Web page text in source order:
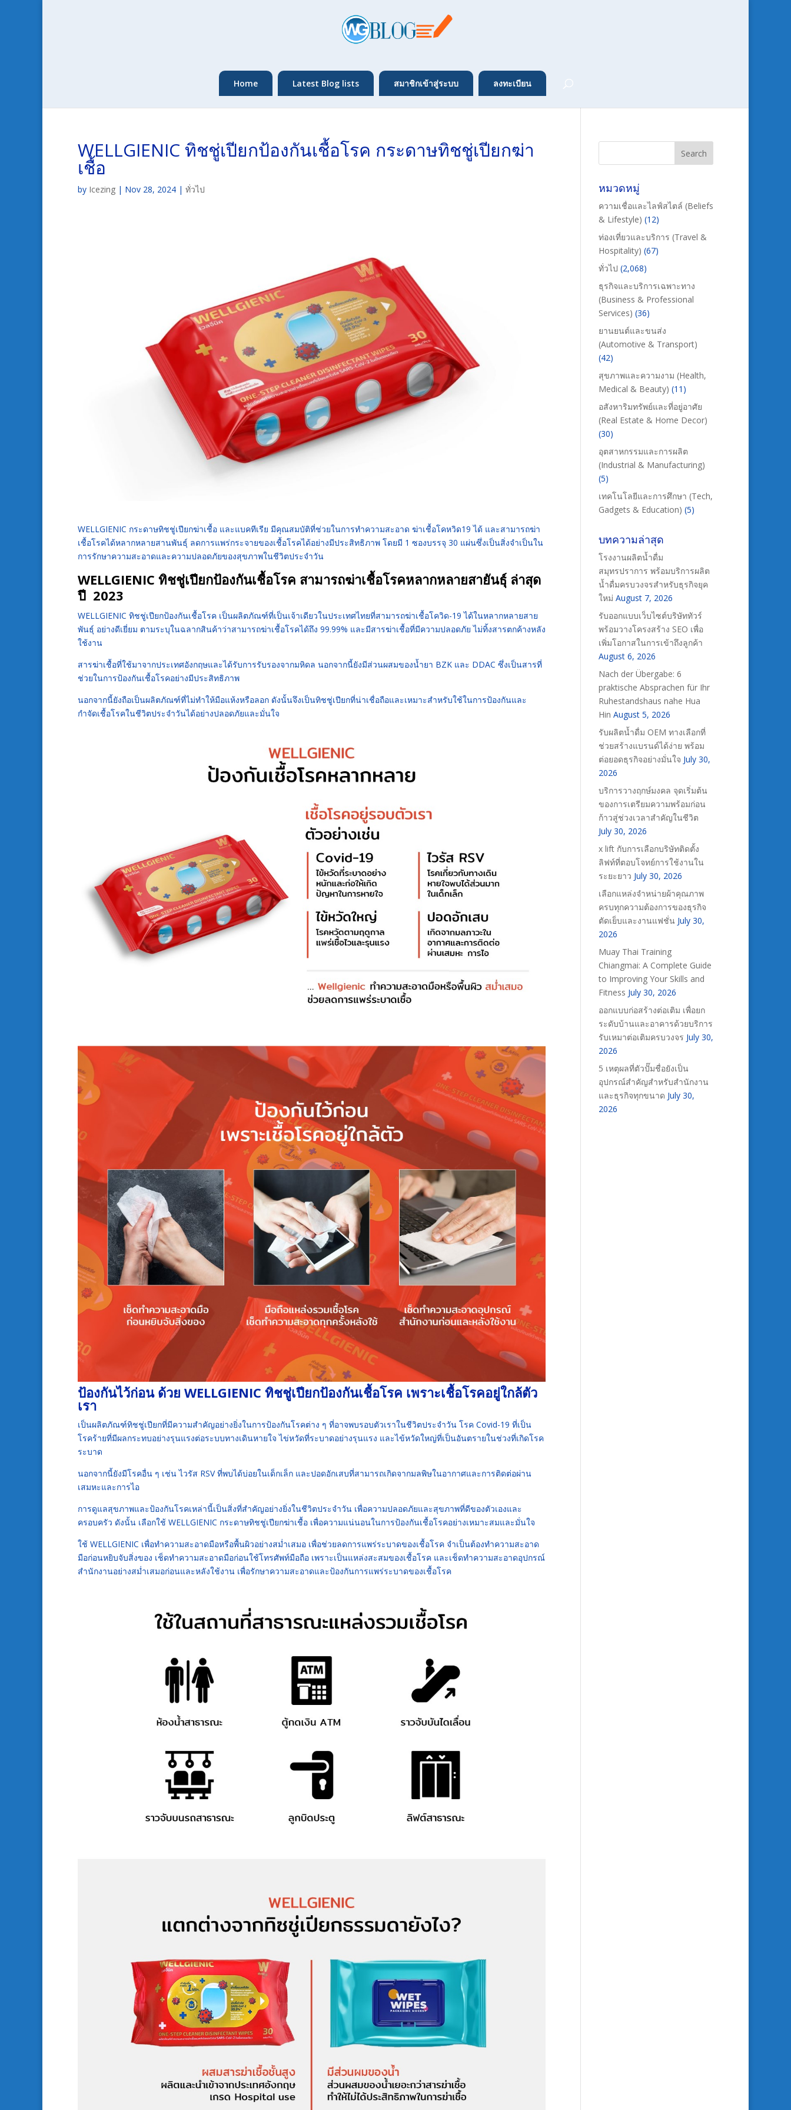
Home Latest Blog lists สมาชิกเข้าสู่ระบบ ลงทะเบียน
WELLGIENIC ทิชชู่เปียกป้องกันเชื้อโรค กระดาษทิชชู่เปียกฆ่า
เชื้อ
by Icezing | Nov 28, 2024 | ทั่วไป
WELLGIENIC กระดาษทิชชู่เปียกฆ่าเชื้อ และแบคทีเรีย มีคุณสมบัติที่ช่วยในการทำความสะอาด ฆ่าเชื้อโคหวิด19 ได้ และสามารถฆ่า
เชื้อโรคได้หลากหลายสานพันธุ์ ลดการแพร่กระจายของเชื้อโรคได้อย่างมีประสิทธิภาพ โดยมี 1 ซองบรรจุ 30 แผ่นซึ่งเป็นสิ่งจำเป็นใน
การรักษาความสะอาดและความปลอดภัยของสุขภาพในชีวิตประจำวัน
WELLGIENIC ทิชชู่เปียกป้องกันเชื้อโรค สามารถฆ่าเชื้อโรคหลากหลายสายันธุ์ ล่าสุด
ปี 2023
WELLGIENIC ทิชชู่เปียกป้องกันเชื้อโรค เป็นผลิตภัณฑ์ที่เป็นเจ้าเดียวในประเทศไทยที่สามารถฆ่าเชื้อโควิด-19 ได้ในหลากหลายสาย
พันธุ์ อย่างดีเยี่ยม ตามระบุในฉลากสินค้าว่าสามารถฆ่าเชื้อโรคได้ถึง 99.99% และมีสารฆ่าเชื้อที่มีความปลอดภัย ไม่ทิ้งสารตกค้างหลัง
ใช้งาน
สารฆ่าเชื้อที่ใช้มาจากประเทศอังกฤษและได้รับการรับรองจากมหิดล นอกจากนี้ยังมีส่วนผสมของน้ำยา BZK และ DDAC ซึ่งเป็นสารที่
ช่วยในการป้องกันเชื้อโรคอย่างมีประสิทธิภาพ
นอกจากนี้ยังถือเป็นผลิตภัณฑ์ที่ไม่ทำให้มือแห้งหรือลอก ดังนั้นจึงเป็นทิชชู่เปียกที่น่าเชื่อถือและเหมาะสำหรับใช้ในการป้องกันและ
กำจัดเชื้อโรคในชีวิตประจำวันได้อย่างปลอดภัยและมั่นใจ
ป้องกันไว้ก่อน ด้วย WELLGIENIC ทิชชู่เปียกป้องกันเชื้อโรค เพราะเชื้อโรคอยู่ใกล้ตัว
เรา
เป็นผลิตภัณฑ์ทิชชู่เปียกที่มีความสำคัญอย่างยิ่งในการป้องกันโรคต่าง ๆ ที่อาจพบรอบตัวเราในชีวิตประจำวัน โรค Covid-19 ที่เป็น
โรคร้ายที่มีผลกระทบอย่างรุนแรงต่อระบบทางเดินหายใจ ไข่หวัดที่ระบาดอย่างรุนแรง และไข้หวัดใหญ่ที่เป็นอันตรายในช่วงที่เกิดโรค
ระบาด
นอกจากนี้ยังมีโรคอื่น ๆ เช่น ไวรัส RSV ที่พบได้บ่อยในเด็กเล็ก และปอดอักเสบที่สามารถเกิดจากมลพิษในอากาศและการติดต่อผ่าน
เสมหะและการไอ
การดูแลสุขภาพและป้องกันโรคเหล่านี้เป็นสิ่งที่สำคัญอย่างยิ่งในชีวิตประจำวัน เพื่อความปลอดภัยและสุขภาพที่ดีของตัวเองและ
ครอบครัว ดังนั้น เลือกใช้ WELLGIENIC กระดาษทิชชู่เปียกฆ่าเชื้อ เพื่อความแน่นอนในการป้องกันเชื้อโรคอย่างเหมาะสมและมั่นใจ
ใช้ WELLGIENIC เพื่อทำความสะอาดมือหรือพื้นผิวอย่างสม่ำเสมอ เพื่อช่วยลดการแพร่ระบาดของเชื้อโรค จำเป็นต้องทำความสะอาด
มือก่อนหยิบจับสิ่งของ เช็ดทำความสะอาดมือก่อนใช้โทรศัพท์มือถือ เพราะเป็นแหล่งสะสมของเชื้อโรค และเช็ดทำความสะอาดอุปกรณ์
สำนักงานอย่างสม่ำเสมอก่อนและหลังใช้งาน เพื่อรักษาความสะอาดและป้องกันการแพร่ระบาดของเชื้อโรค
หมวดหมู่
ความเชื่อและไลฟ์สไตล์ (Beliefs
& Lifestyle) (12)
ท่องเที่ยวและบริการ (Travel &
Hospitality) (67)
ทั่วไป (2,068)
ธุรกิจและบริการเฉพาะทาง
(Business & Professional
Services) (36)
ยานยนต์และขนส่ง
(Automotive & Transport)
(42)
สุขภาพและความงาม (Health,
Medical & Beauty) (11)
อสังหาริมทรัพย์และที่อยู่อาศัย
(Real Estate & Home Decor)
(30)
อุตสาหกรรมและการผลิต
(Industrial & Manufacturing)
(5)
เทคโนโลยีและการศึกษา (Tech,
Gadgets & Education) (5)
บทความล่าสุด
โรงงานผลิตน้ำดื่ม
สมุทรปราการ พร้อมบริการผลิต
น้ำดื่มครบวงจรสำหรับธุรกิจยุค
ใหม่ August 7, 2026
รับออกแบบเว็บไซต์บริษัททัวร์
พร้อมวางโครงสร้าง SEO เพื่อ
เพิ่มโอกาสในการเข้าถึงลูกค้า
August 6, 2026
Nach der Übergabe: 6
praktische Absprachen für Ihr
Ruhestandshaus nahe Hua
Hin August 5, 2026
รับผลิตน้ำดื่ม OEM ทางเลือกที่
ช่วยสร้างแบรนด์ได้ง่าย พร้อม
ต่อยอดธุรกิจอย่างมั่นใจ July 30,
2026
บริการวางฤกษ์มงคล จุดเริ่มต้น
ของการเตรียมความพร้อมก่อน
ก้าวสู่ช่วงเวลาสำคัญในชีวิต
July 30, 2026
x lift กับการเลือกบริษัทติดตั้ง
ลิฟท์ที่ตอบโจทย์การใช้งานใน
ระยะยาว July 30, 2026
เลือกแหล่งจำหน่ายผ้าคุณภาพ
ครบทุกความต้องการของธุรกิจ
ตัดเย็บและงานแฟชั่น July 30,
2026
Muay Thai Training
Chiangmai: A Complete Guide
to Improving Your Skills and
Fitness July 30, 2026
ออกแบบก่อสร้างต่อเติม เพื่อยก
ระดับบ้านและอาคารด้วยบริการ
รับเหมาต่อเติมครบวงจร July 30,
2026
5 เหตุผลที่ตัวปั๊มชื่อยังเป็น
อุปกรณ์สำคัญสำหรับสำนักงาน
และธุรกิจทุกขนาด July 30,
2026